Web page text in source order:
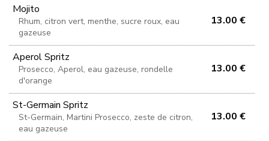
Mojito
Rhum, citron vert, menthe, sucre roux, eau
gazeuse
13.00 €
Aperol Spritz
Prosecco, Aperol, eau gazeuse, rondelle
d'orange
13.00 €
St-Germain Spritz
St-Germain, Martini Prosecco, zeste de citron,
eau gazeuse
13.00 €